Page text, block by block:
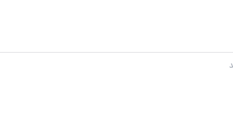
شده است که مقاومت بالایی در برابر خوردگی و زنگ‌زدگی
اعتماد به کیفیت و دوام این محصول است. این محصول با